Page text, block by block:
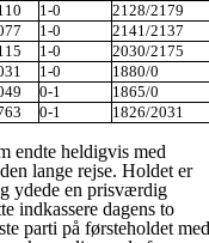
1-0
2128/2179
1-0
2141/2137
1-0
2030/2175
1-0
1880/0
0-1
1865/0
0-1 1826/2031
endte heldigvis med
lange rejse. Holdet er
ydede en prisværdig
indkassere dagens to
parti på førsteholdet med